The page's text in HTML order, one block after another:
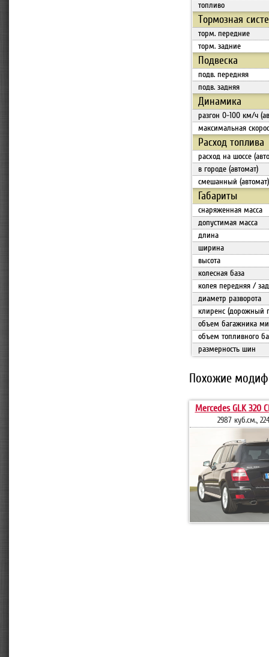
топливо
Тормозная
торм. передние
торм. задние
Подвеска
подв. передняя
подв. задняя
Динамика
разгон 0-100 км/ч
максимальная
Расход топлива
расход на шоссе
в городе (автомат)
смешанный (автомат)
Габариты
снаряженная масса
допустимая масса
длина
ширина
высота
колесная база
колея передняя /
диаметр разворота
клиренс (дорожный
объем багажника
объем топливного
размерность шин
Похожие
Mercedes GLK 320
2987 куб.см.,